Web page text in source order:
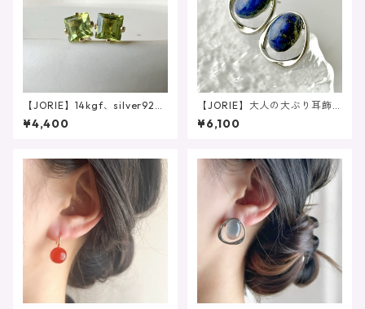
【JORIE】14kgf、silver925
8月誕生石 スクエアペリドッ
ト（4mm/4爪）刻印あり ピ
¥4,400
【JORIE】大人の大ぶり耳飾
り 大粒ラピスラズリピア
ス イヤリング サージカル
¥6,100